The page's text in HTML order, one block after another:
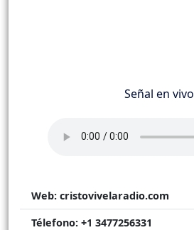
Señal en vivo
Web: cristovivelaradio.com
Télefono: +1 3477256331